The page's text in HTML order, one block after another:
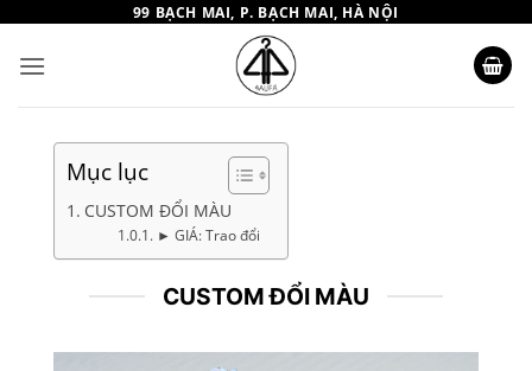
nội
dung
99 BẠCH MAI, P. BẠCH MAI, HÀ NỘI
Mục lục
CUSTOM ĐỔI MÀU
► GIÁ: Trao đổi
CUSTOM ĐỔI MÀU